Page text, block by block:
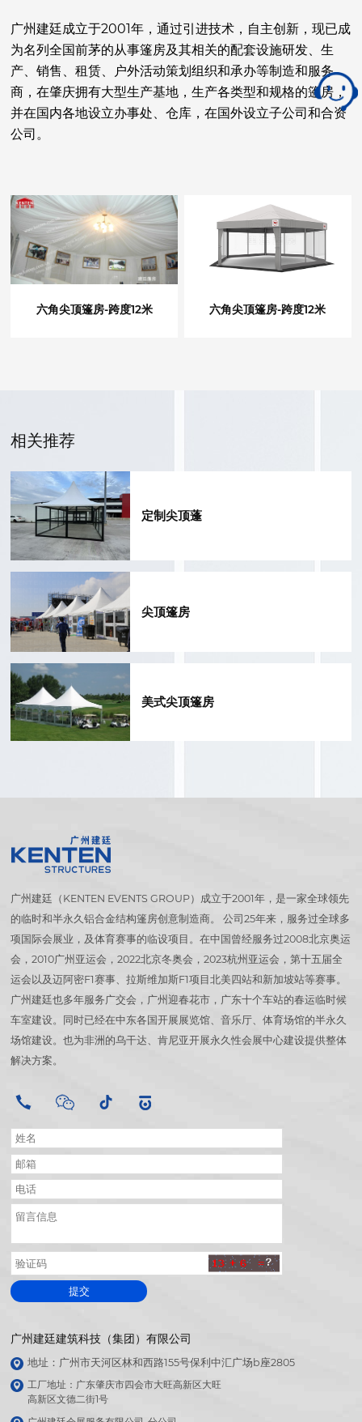
广州建廷成立于2001年，通过引进技术，自主创新，现已成
为名列全国前茅的从事篷房及其相关的配套设施研发、生
产、销售、租赁、户外活动策划组织和承办等制造和服务
商，在肇庆拥有大型生产基地，生产各类型和规格的篷房，
并在国内各地设立办事处、仓库，在国外设立子公司和合资
公司。
六角尖顶篷房-跨度12米 六角尖顶篷房-跨度12米
相关推荐
定制尖顶蓬
尖顶篷房
美式尖顶篷房
广州建廷（KENTEN EVENTS GROUP）成立于2001年，是一家全球领先
的临时和半永久铝合金结构篷房创意制造商。 公司25年来，服务过全球多
项国际会展业，及体育赛事的临设项目。在中国曾经服务过2008北京奥运
会，2010广州亚运会，2022北京冬奥会，2023杭州亚运会，第十五届全
运会以及迈阿密F1赛事、拉斯维加斯F1项目北美四站和新加坡站等赛事。
广州建廷也多年服务广交会，广州迎春花市，广东十个车站的春运临时候
车室建设。同时已经在中东各国开展展览馆、音乐厅、体育场馆的半永久
场馆建设。也为非洲的乌干达、肯尼亚开展永久性会展中心建设提供整体
解决方案。
提交
广州建廷建筑科技（集团）有限公司
地址：广州市天河区林和西路155号保利中汇广场b座2805
工厂地址：广东肇庆市四会市大旺高新区大旺
高新区文德二街1号